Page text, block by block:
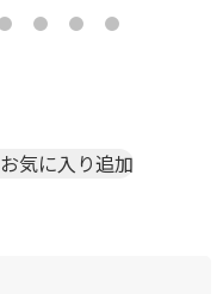
お気に入り追加